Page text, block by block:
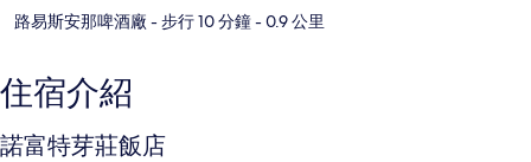
路易斯安那啤酒廠 - 步行 10 分鐘- 0.9 公里
住宿介紹
諾富特芽莊飯店